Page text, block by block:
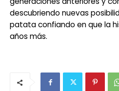
descubriendo nuevas
patata confiando en que la
años más.